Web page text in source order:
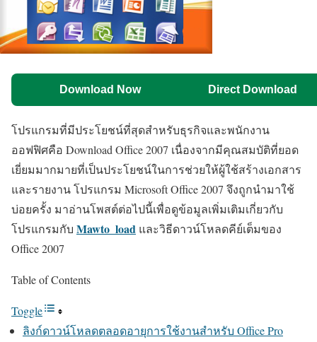
Download Now Direct Download
โปรแกรมที่มีประโยชน์ที่สุดสำหรับธุรกิจและพนักงาน
ออฟฟิศคือ Download Office 2007 เนื่องจากมีคุณสมบัติที่ยอด
เยี่ยมมากมายที่เป็นประโยชน์ในการช่วยให้ผู้ใช้สร้างเอกสาร
และรายงาน โปรแกรม Microsoft Office 2007 จึงถูกนำมาใช้
บ่อยครั้ง มาอ่านโพสต์ต่อไปนี้เพื่อดูข้อมูลเพิ่มเติมเกี่ยวกับ
โปรแกรมกับ Mawto_load และวิธีดาวน์โหลดคีย์เต็มของ
Office 2007
Table of Contents
Toggle
ลิงก์ดาวน์โหลดตลอดอายุการใช้งานสำหรับ Office Pro